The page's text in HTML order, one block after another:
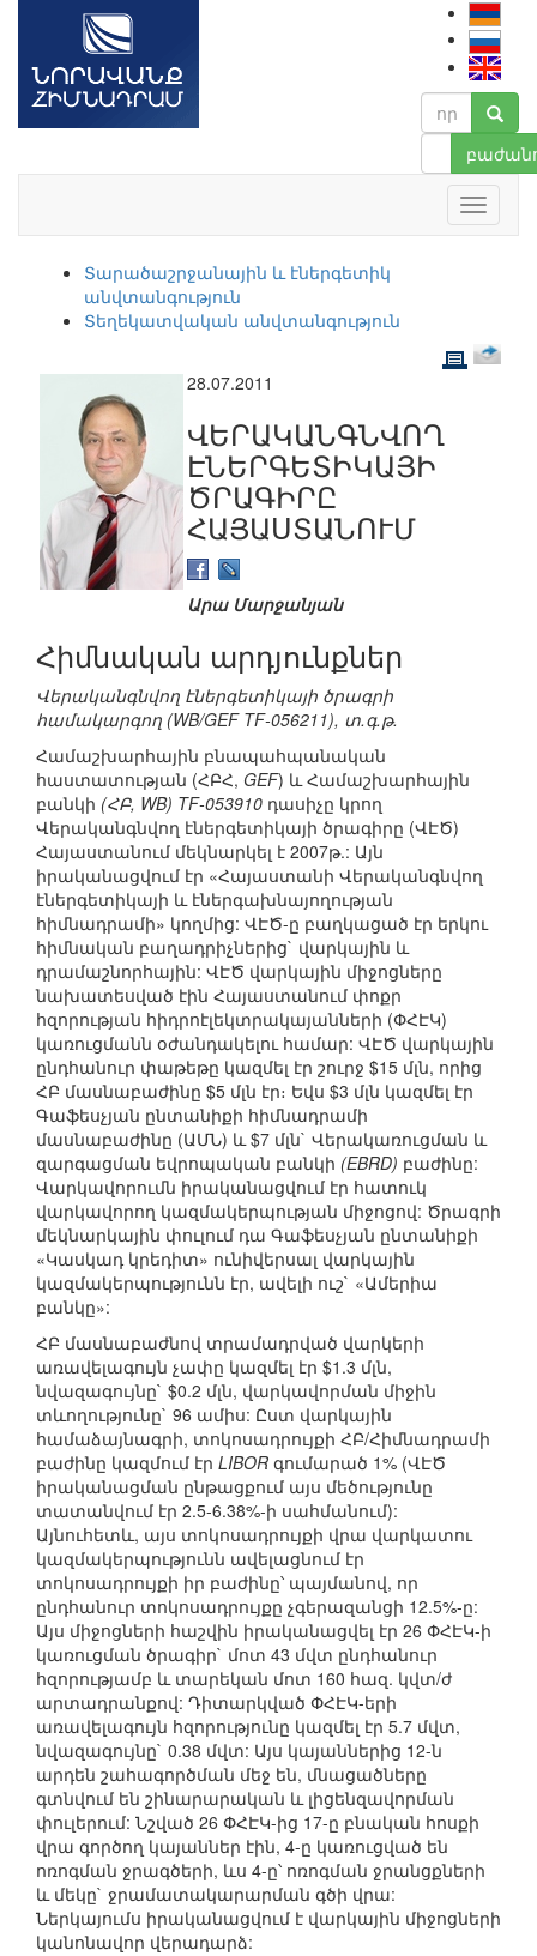
Տարածաշրջանային և էներգետիկ
անվտանգություն
Տեղեկատվական անվտանգություն
28.07.2011
ՎԵՐԱԿԱՆԳՆՎՈՂ
ԷՆԵՐԳԵՏԻԿԱՅԻ
ԾՐԱԳԻՐԸ
ՀԱՅԱՍՏԱՆՈՒՄ
Արա Մարջանյան
Հիմնական արդյունքներ
Վերականգնվող էներգետիկայի ծրագրի
համակարգող (WB/GEF TF-056211), տ.գ.թ.
Համաշխարհային բնապահպանական
հաստատության (ՀԲՀ, GEF) և Համաշխարհային
բանկի (ՀԲ, WB) TF-053910 դասիչը կրող
Վերականգնվող էներգետիկայի ծրագիրը (ՎԷԾ)
Հայաստանում մեկնարկել է 2007թ.: Այն
իրականացվում էր «Հայաստանի Վերականգնվող
էներգետիկայի և էներգախնայողության
հիմնադրամի» կողմից: ՎԷԾ-ը բաղկացած էր երկու
հիմնական բաղադրիչներից` վարկային և
դրամաշնորհային: ՎԷԾ վարկային միջոցները
նախատեսված էին Հայաստանում փոքր
հզորության հիդրոէլեկտրակայանների (ՓՀԷԿ)
կառուցմանն օժանդակելու համար: ՎԷԾ վարկային
ընդհանուր փաթեթը կազմել էր շուրջ $15 մլն, որից
ՀԲ մասնաբաժինը $5 մլն էր։ Եվս $3 մլն կազմել էր
Գաֆեսչյան ընտանիքի հիմնադրամի
մասնաբաժինը (ԱՄՆ) և $7 մլն` Վերակառուցման և
զարգացման եվրոպական բանկի (EBRD) բաժինը:
Վարկավորումն իրականացվում էր հատուկ
վարկավորող կազմակերպության միջոցով: Ծրագրի
մեկնարկային փուլում դա Գաֆեսչյան ընտանիքի
«Կասկադ կրեդիտ» ունիվերսալ վարկային
կազմակերպությունն էր, ավելի ուշ` «Ամերիա
բանկը»:
ՀԲ մասնաբաժնով տրամադրված վարկերի
առավելագույն չափը կազմել էր $1.3 մլն,
նվազագույնը` $0.2 մլն, վարկավորման միջին
տևողությունը` 96 ամիս: Ըստ վարկային
համաձայնագրի, տոկոսադրույքի ՀԲ/Հիմնադրամի
բաժինը կազմում էր LIBOR գումարած 1% (ՎԷԾ
իրականացման ընթացքում այս մեծությունը
տատանվում էր 2.5-6.38%-ի սահմանում):
Այնուհետև, այս տոկոսադրույքի վրա վարկատու
կազմակերպությունն ավելացնում էր
տոկոսադրույքի իր բաժինը՝ պայմանով, որ
ընդհանուր տոկոսադրույքը չգերազանցի 12.5%-ը:
Այս միջոցների հաշվին իրականացվել էր 26 ՓՀԷԿ-ի
կառուցման ծրագիր` մոտ 43 մվտ ընդհանուր
հզորությամբ և տարեկան մոտ 160 հազ. կվտ/ժ
արտադրանքով: Դիտարկված ՓՀԷԿ-երի
առավելագույն հզորությունը կազմել էր 5.7 մվտ,
նվազագույնը` 0.38 մվտ: Այս կայաններից 12-ն
արդեն շահագործման մեջ են, մնացածները
գտնվում են շինարարական և լիցենզավորման
փուլերում: Նշված 26 ՓՀԷԿ-ից 17-ը բնական հոսքի
վրա գործող կայաններ էին, 4-ը կառուցված են
ոռոգման ջրագծերի, ևս 4-ը՝ ոռոգման ջրանցքների
և մեկը` ջրամատակարարման գծի վրա:
Ներկայումս իրականացվում է վարկային միջոցների
կանոնավոր վերադարձ: